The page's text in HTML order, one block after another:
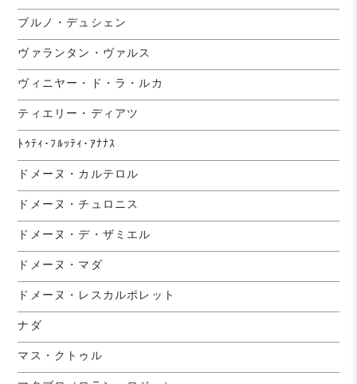
ブルノ・デュシェン
ヴァランタン・ヴァルス
ヴィニヤー・ド・ラ・ルカ
ティエリー・ディアツ
ﾄｩﾃｨ･ﾌﾙｯﾃｨ･ｱﾅﾅｽ
ドメーヌ・カルテロル
ドメーヌ・チュロニス
ドメーヌ・デ・ザミエル
ドメーヌ・マダ
ドメーヌ・レスカルポレット
ナダ
マス・クトゥル